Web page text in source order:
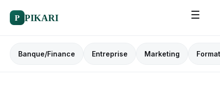
P PIKARI ☰
Banque/Finance Entreprise Marketing